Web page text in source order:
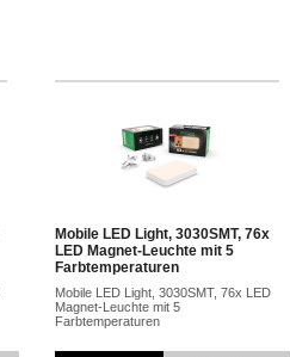
Mobile LED Light, 3030SMT, 76x
LED Magnet-Leuchte mit 5
Farbtemperaturen
Mobile LED Light, 3030SMT, 76x LED
Magnet-Leuchte mit 5
Farbtemperaturen